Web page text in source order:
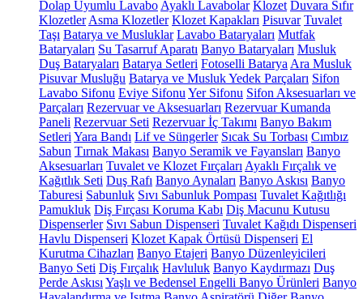
Dolap Uyumlu Lavabo Ayaklı Lavabolar Klozet Duvara Sıfır
Klozetler Asma Klozetler Klozet Kapakları Pisuvar Tuvalet
Taşı Batarya ve Musluklar Lavabo Bataryaları Mutfak
Bataryaları Su Tasarruf Aparatı Banyo Bataryaları Musluk
Duş Bataryaları Batarya Setleri Fotoselli Batarya Ara Musluk
Pisuvar Musluğu Batarya ve Musluk Yedek Parçaları Sifon
Lavabo Sifonu Eviye Sifonu Yer Sifonu Sifon Aksesuarları ve
Parçaları Rezervuar ve Aksesuarları Rezervuar Kumanda
Paneli Rezervuar Seti Rezervuar İç Takımı Banyo Bakım
Setleri Yara Bandı Lif ve Süngerler Sıcak Su Torbası Cımbız
Sabun Tırnak Makası Banyo Seramik ve Fayansları Banyo
Aksesuarları Tuvalet ve Klozet Fırçaları Ayaklı Fırçalık ve
Kağıtlık Seti Duş Rafı Banyo Aynaları Banyo Askısı Banyo
Taburesi Sabunluk Sıvı Sabunluk Pompası Tuvalet Kağıtlığı
Pamukluk Diş Fırçası Koruma Kabı Diş Macunu Kutusu
Dispenserler Sıvı Sabun Dispenseri Tuvalet Kağıdı Dispenseri
Havlu Dispenseri Klozet Kapak Örtüsü Dispenseri El
Kurutma Cihazları Banyo Etajeri Banyo Düzenleyicileri
Banyo Seti Diş Fırçalık Havluluk Banyo Kaydırmazı Duş
Perde Askısı Yaşlı ve Bedensel Engelli Banyo Ürünleri Banyo